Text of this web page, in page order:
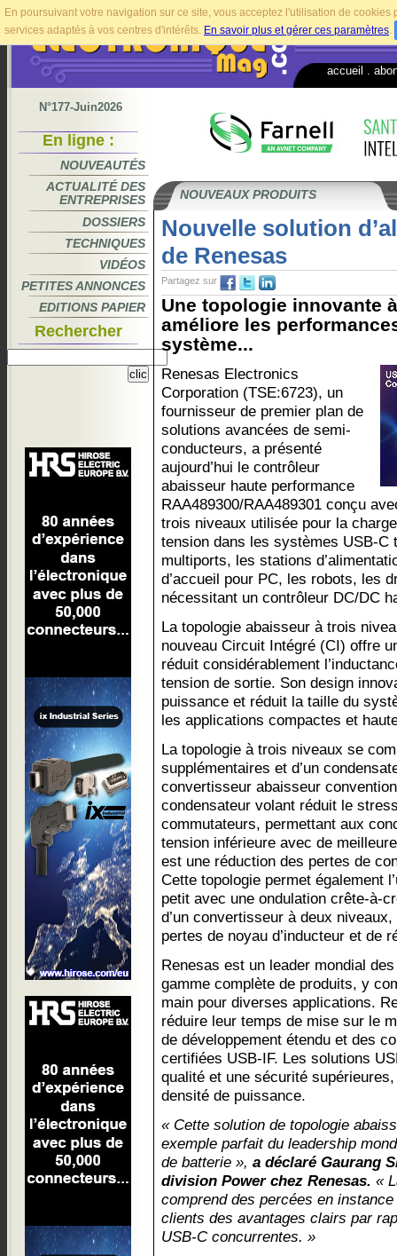
En poursuivant votre navigation sur ce site, vous acceptez l'utilisation de
services adaptés à vos centres d'intérêts. En savoir plus et gérer ces paramètres.
accueil
N°177-Juin2026
En ligne :
NOUVEAUTÉS
ACTUALITÉ DES
ENTREPRISES
DOSSIERS
TECHNIQUES
VIDÉOS
PETITES ANNONCES
EDITIONS PAPIER
Rechercher
NOUVEAUX PRODUITS
Nouvelle solution
de Renesas
Partagez sur
Une topologie innovante
améliore les
système...
Renesas Electronics
Corporation (TSE:6723), un
fournisseur de premier plan de
solutions avancées de semi-
conducteurs, a présenté
aujourd’hui le contrôleur
abaisseur haute performance
RAA489300/RAA489301 conçu
trois niveaux utilisée pour la
tension dans les systèmes USB-C
multiports, les stations
d’accueil pour PC, les robots, les
nécessitant un contrôleur DC/DC
La topologie abaisseur à trois
nouveau Circuit Intégré (CI) offre
réduit considérablement
tension de sortie. Son design
puissance et réduit la taille du
les applications compactes et
La topologie à trois niveaux se
supplémentaires et d’un
convertisseur abaisseur
condensateur volant réduit le
commutateurs, permettant aux
tension inférieure avec de
est une réduction des pertes de
Cette topologie permet également
petit avec une ondulation crête-à-
d’un convertisseur à deux
pertes de noyau d’inducteur et de
Renesas est un leader mondial
gamme complète de produits, y
main pour diverses applications.
réduire leur temps de mise sur le
de développement étendu et des
certifiées USB-IF. Les solutions
qualité et une sécurité
densité de puissance.
« Cette solution de topologie
exemple parfait du leadership
de batterie », a déclaré Gaurang
division Power chez Renesas. «
comprend des percées en
clients des avantages clairs par
USB-C concurrentes. »